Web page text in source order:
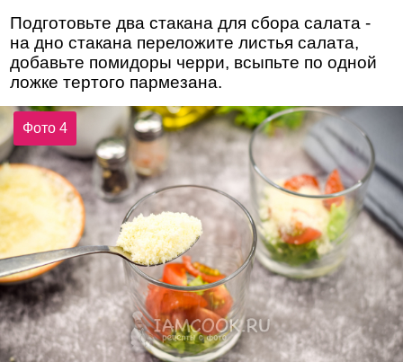
Подготовьте два стакана для сбора салата -
на дно стакана переложите листья салата,
добавьте помидоры черри, всыпьте по одной
ложке тертого пармезана.
Фото 4